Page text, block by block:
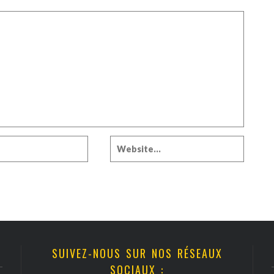
SUIVEZ-NOUS SUR NOS RÉSEAUX
SOCIAUX :